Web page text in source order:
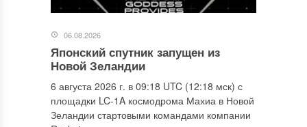
06.08.2026
Японский спутник запущен из
Новой Зеландии
6 августа 2026 г. в 09:18 UTC (12:18 мск) с
площадки LC-1A космодрома Махиа в Новой
Зеландии стартовыми командами компании